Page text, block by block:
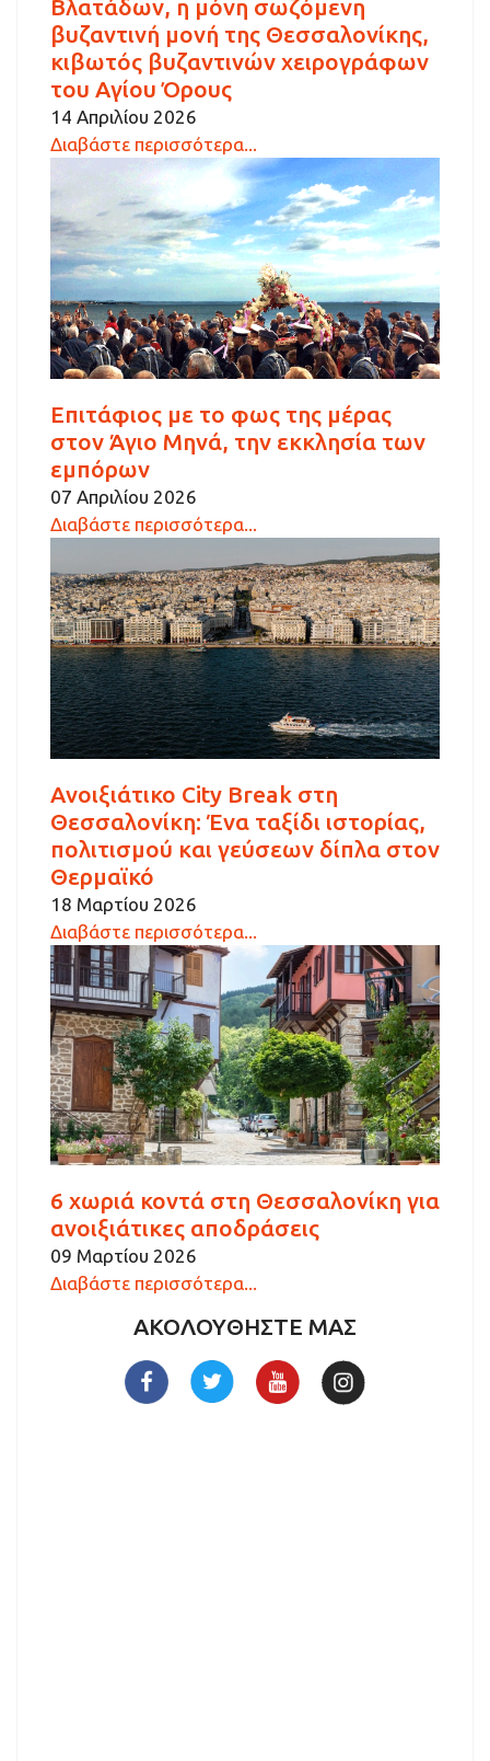
Βλατάδων, η μόνη σωζόμενη
βυζαντινή μονή της Θεσσαλονίκης,
κιβωτός βυζαντινών χειρογράφων
του Αγίου Όρους
14 Απριλίου 2026
Διαβάστε περισσότερα...
Επιτάφιος με το φως της μέρας
στον Άγιο Μηνά, την εκκλησία των
εμπόρων
07 Απριλίου 2026
Διαβάστε περισσότερα...
Ανοιξιάτικο City Break στη
Θεσσαλονίκη: Ένα ταξίδι ιστορίας,
πολιτισμού και γεύσεων δίπλα στον
Θερμαϊκό
18 Μαρτίου 2026
Διαβάστε περισσότερα...
6 χωριά κοντά στη Θεσσαλονίκη για
ανοιξιάτικες αποδράσεις
09 Μαρτίου 2026
Διαβάστε περισσότερα...
ΑΚΟΛΟΥΘΗΣΤΕ ΜΑΣ